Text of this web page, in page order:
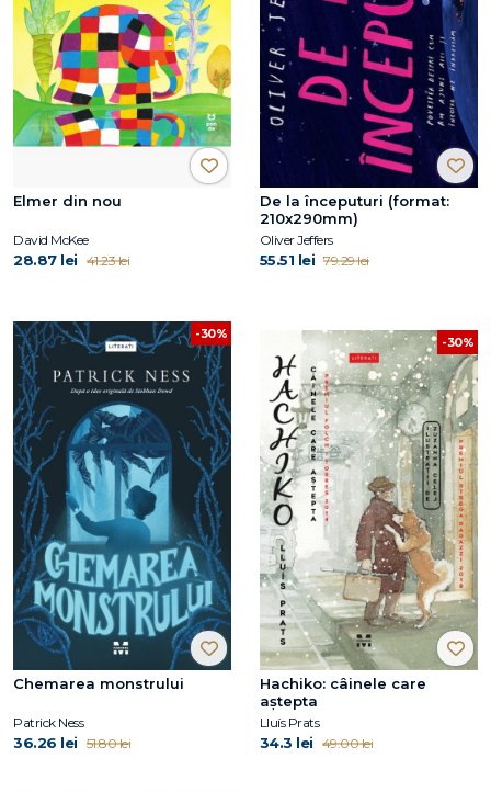
Elmer din nou
David McKee
28.87 lei 41.23 lei
De la începuturi (format:
210x290mm)
Oliver Jeffers
55.51 lei 79.29 lei
-30%
Chemarea monstrului
Patrick Ness
36.26 lei 51.80 lei
-30%
Hachiko: câinele care
aştepta
Lluís Prats
34.3 lei 49.00 lei